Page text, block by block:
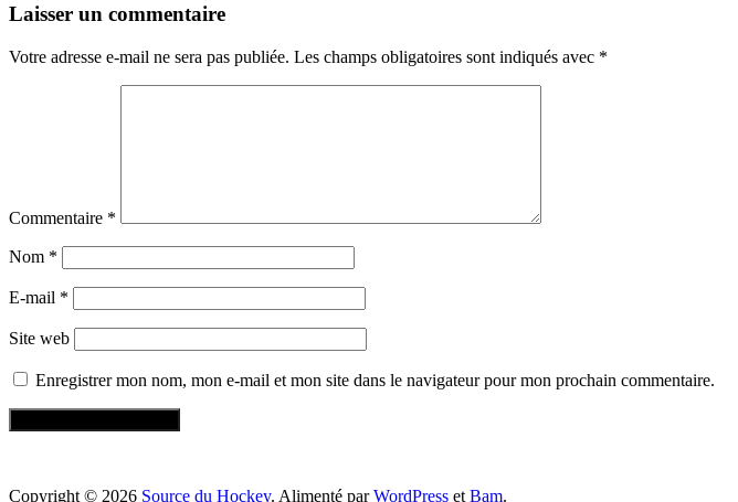
Laisser un commentaire
Votre adresse e-mail ne sera pas publiée. Les champs obligatoires sont indiqués avec *
Commentaire *
Nom *
E-mail *
Site web
Enregistrer mon nom, mon e-mail et mon site dans le navigateur pour mon prochain commentaire.
Copyright © 2026 Source du Hockey. Alimenté parWordPress et Bam.